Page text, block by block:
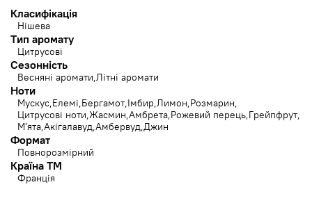
Класифікація
Нішева
Тип аромату
Цитрусові
Сезонність
Весняні аромати Літні аромати
Ноти
Мускус Елемі Бергамот Імбир Лимон Розмарин
Цитрусові ноти Жасмин Амбрета Рожевий перець Грейпфрут
М'ята Акігалавуд Амбервуд Джин
Формат
Повнорозмірний
Країна ТМ
Франція